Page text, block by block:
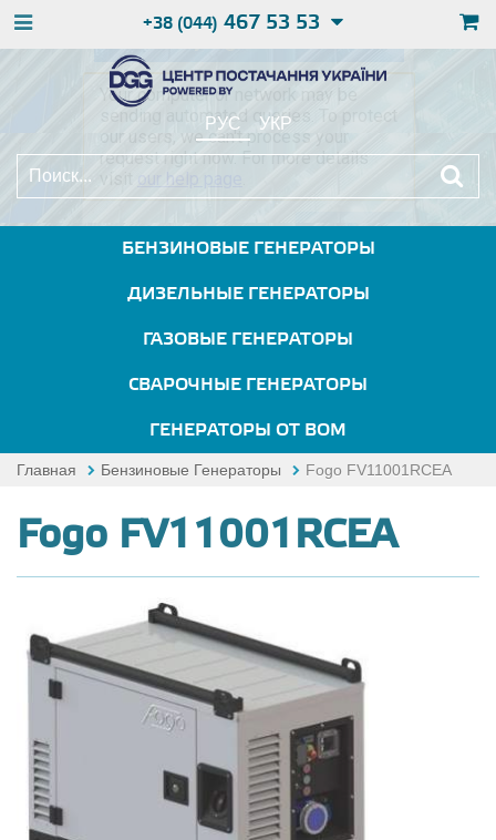
+38 (044) 467 53 53
РУС УКР
БЕНЗИНОВЫЕ ГЕНЕРАТОРЫ
ДИЗЕЛЬНЫЕ ГЕНЕРАТОРЫ
ГАЗОВЫЕ ГЕНЕРАТОРЫ
СВАРОЧНЫЕ ГЕНЕРАТОРЫ
ГЕНЕРАТОРЫ ОТ ВОМ
Главная Бензиновые Генераторы Fogo FV11001RCEA
Fogo FV11001RCEA